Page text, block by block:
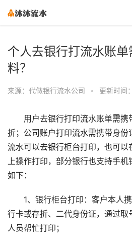
个人去银行打流水账
料？
来源：代做银行流水公司 • 更新时间
用户去银行打印流水账单需携
折；公司账户打印流水需携带身
流水可以去银行柜台打印，也可
上操作打印，部分银行也支持手
如下：
1、银行柜台打印：客户本人携
行卡或存折、二代身份证，通过取
人员帮忙打印；